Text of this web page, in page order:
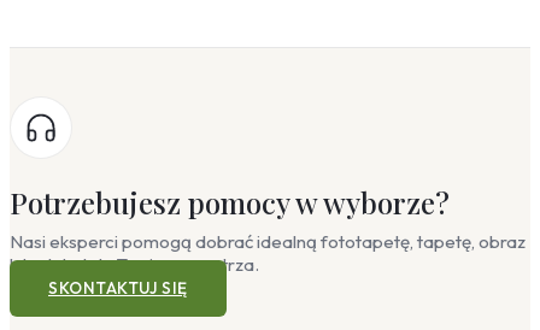
Potrzebujesz pomocy w wyborze?
Nasi eksperci pomogą dobrać idealną fototapetę, tapetę, obraz
lub plakat do Twojego wnętrza.
SKONTAKTUJ SIĘ